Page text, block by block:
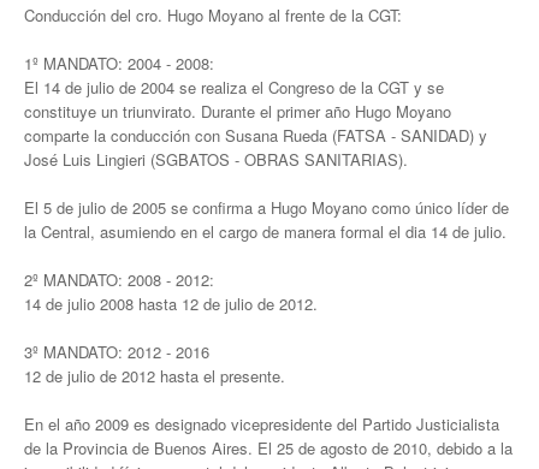
Planillas desde 1978
Acuerdos
Acuerdos / Homologaciones
Acuerdos por empresa
Sistemas
Arancel psicofísico
CCT 40/89
Impresión de boletas
Conducción del cro. Hugo Moyano al frente de la CGT:
1º MANDATO: 2004 - 2008:
El 14 de julio de 2004 se realiza el Congreso de la CGT y se
constituye un triunvirato. Durante el primer año Hugo Moyano
comparte la conducción con Susana Rueda (FATSA - SANIDAD) y
José Luis Lingieri (SGBATOS - OBRAS SANITARIAS).
El 5 de julio de 2005 se confirma a Hugo Moyano como único líder de
la Central, asumiendo en el cargo de manera formal el dia 14 de julio.
2º MANDATO: 2008 - 2012:
14 de julio 2008 hasta 12 de julio de 2012.
3º MANDATO: 2012 - 2016
12 de julio de 2012 hasta el presente.
En el año 2009 es designado vicepresidente del Partido Justicialista
de la Provincia de Buenos Aires. El 25 de agosto de 2010, debido a la